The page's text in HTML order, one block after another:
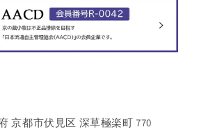
京都市伏見区 深草極楽町 770